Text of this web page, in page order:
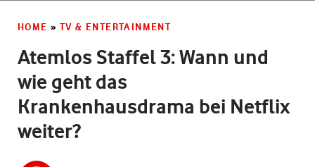
HOME » TV & ENTERTAINMENT
Atemlos Staffel 3: Wann und
wie geht das
Krankenhausdrama bei Netflix
weiter?